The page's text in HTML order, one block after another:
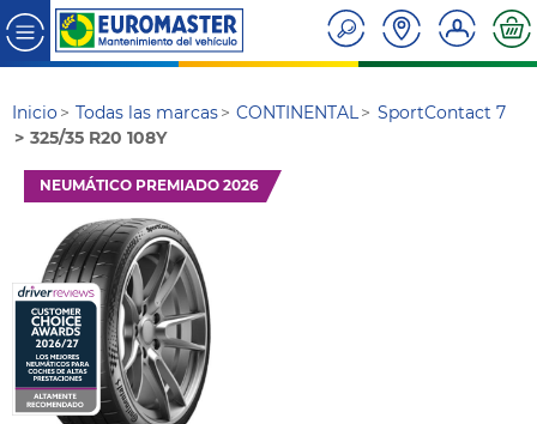
Inicio Todas las marcas CONTINENTAL
SportContact 7
325/35 R20 108Y
NEUMÁTICO PREMIADO 2026